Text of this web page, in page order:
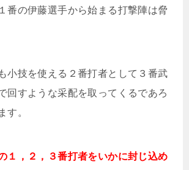
番の伊藤選手から始まる打撃陣は脅
小技を使える２番打者として３番武
回すような采配を取ってくるであろ
す。
１，２，３番打者をいかに封じ込め